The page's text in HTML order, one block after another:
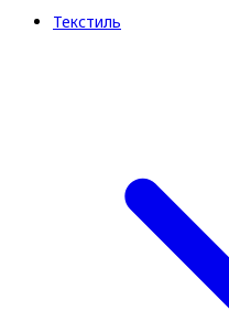
Текстиль